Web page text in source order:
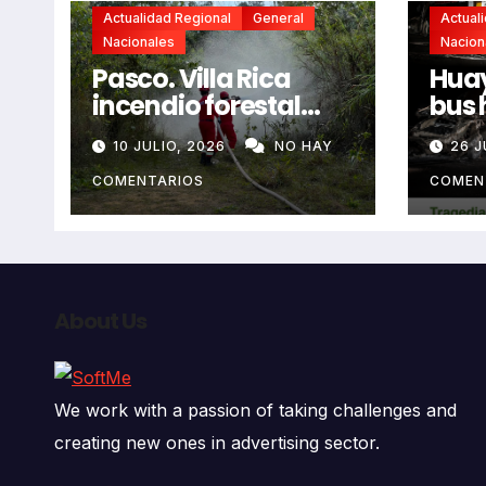
Actualidad Regional
General
Nacionales
Pasco. Villa Rica
incendio forestal
extremo deja dos
fallecidos y heridos
10 JULIO, 2026 NO HAY
COMENTARIOS
bus
en26
We work with a passion of taking challenges and
creating new ones in advertising sector.